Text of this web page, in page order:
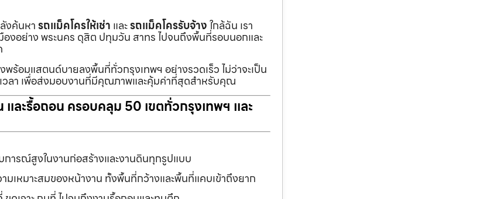
งค้นหารถแม็คโครให้เช่า และรถแม็คโครรับจ้างใกล้ฉัน เรา
งอย่าง พระนคร ดุสิต ปทุมวัน สาทร ไปจนถึงพื้นที่รอบนอกและ
พร้อมแสตนด์บายลงพื้นที่ทั่วกรุงเทพฯ อย่างรวดเร็ว ไม่ว่าจะเป็น
เวลา เพื่อส่งมอบงานที่มีคุณภาพและคุ้มค่าที่สุดสำหรับคุณ
ละรื้อถอน ครอบคลุม 50 เขตทั่วกรุงเทพฯ และ
ารณ์สูงในงานก่อสร้างและงานดินทุกรูปแบบ
มเหมาะสมของหน้างาน ทั้งพื้นที่กว้างและพื้นที่แคบเข้าถึงยาก